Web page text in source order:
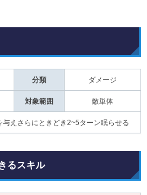
分類 ダメージ
対象範囲 敵単体
与えさらにときどき2~5ターン眠らせる
るスキル